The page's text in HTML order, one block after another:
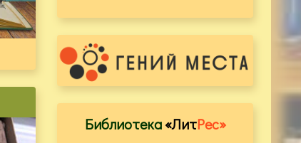
Библиотека«ЛитРес»